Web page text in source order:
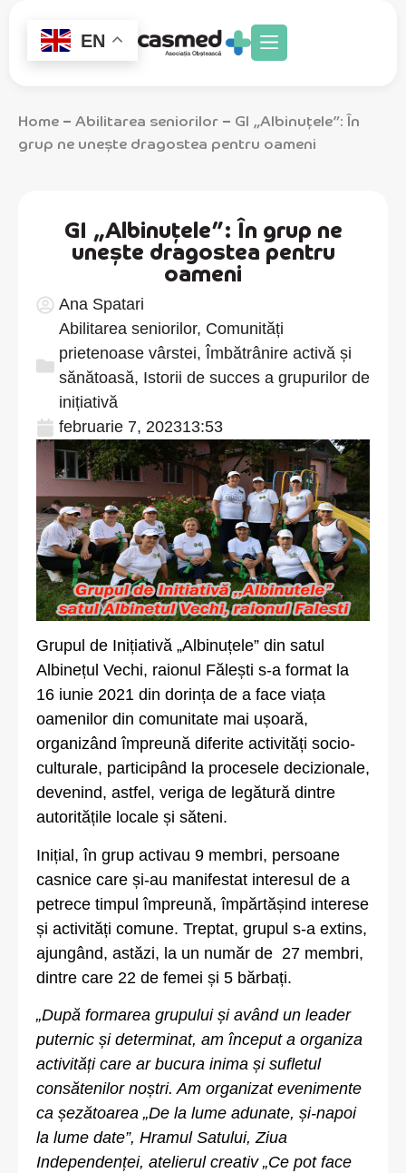
EN
Home – Abilitarea seniorilor – GI „Albinuțele”: În
grup ne unește dragostea pentru oameni
GI „Albinuțele”: În grup ne
unește dragostea pentru
oameni
Ana Spatari
Abilitarea seniorilor, Comunități
prietenoase vârstei, Îmbătrânire activă și
sănătoasă, Istorii de succes a grupurilor de
inițiativă
februarie 7, 202313:53
Grupul de Inițiativă „Albinuțele” din satul
Albinețul Vechi, raionul Fălești s-a format la
16 iunie 2021 din dorința de a face viața
oamenilor din comunitate mai ușoară,
organizând împreună diferite activități socio-
culturale, participând la procesele decizionale,
devenind, astfel, veriga de legătură dintre
autoritățile locale și săteni.
Inițial, în grup activau 9 membri, persoane
casnice care și-au manifestat interesul de a
petrece timpul împreună, împărtășind interese
și activități comune. Treptat, grupul s-a extins,
ajungând, astăzi, la un număr de 27 membri,
dintre care 22 de femei și 5 bărbați.
„După formarea grupului și având un leader
puternic și determinat, am început a organiza
activități care ar bucura inima și sufletul
consătenilor noștri. Am organizat evenimente
ca șezătoarea „De la lume adunate, și-napoi
la lume date”, Hramul Satului, Ziua
Independenței, atelierul creativ „Ce pot face